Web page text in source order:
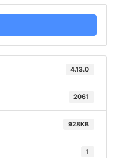
4.13.0
2061
928KB
1